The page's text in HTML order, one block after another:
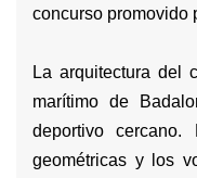
concurso promovido
La arquitectura del
marítimo de
deportivo
geométricas y los